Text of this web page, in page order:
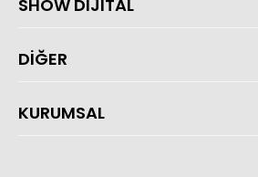
SHOW DİJİTAL
DİĞER
KURUMSAL